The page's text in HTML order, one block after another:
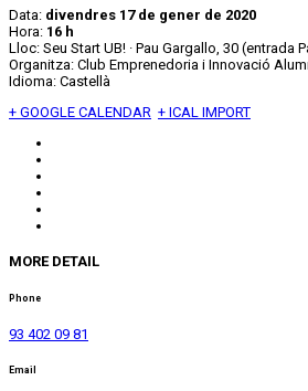
Data: divendres 17 de gener de 2020
Hora: 16 h
Lloc: Seu Start UB! · Pau Gargallo, 30 (entrada
Organitza: Club Emprenedoria i Innovació
Idioma: Castellà
+ GOOGLE CALENDAR + ICAL IMPORT
MORE DETAIL
Phone
93 402 09 81
Email